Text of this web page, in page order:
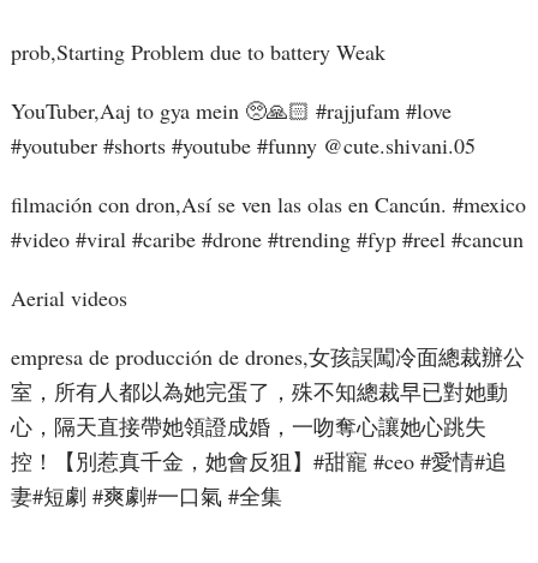
prob,Starting Problem due to battery Weak
YouTuber,Aaj to gya mein 🥺🙏🏻 #rajjufam #love
#youtuber #shorts #youtube #funny ​⁠@cute.shivani.05
filmación con dron,Así se ven las olas en Cancún. #mexico
#video #viral #caribe #drone #trending #fyp #reel #cancun
Aerial videos
empresa de producción de drones,女孩誤闖冷面總裁辦公
室，所有人都以為她完蛋了，殊不知總裁早已對她動
心，隔天直接帶她領證成婚，一吻奪心讓她心跳失
控！【別惹真千金，她會反狙】#甜寵 #ceo #愛情#追
妻#短劇 #爽劇#一口氣 #全集